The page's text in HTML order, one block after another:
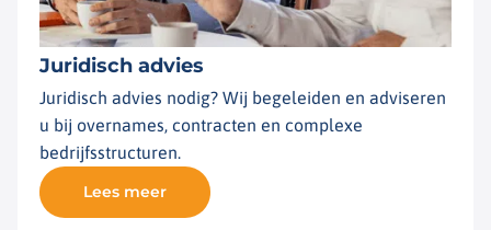
Juridisch advies
Juridisch advies nodig? Wij begeleiden en adviseren
u bij overnames, contracten en complexe
bedrijfsstructuren.
Lees meer